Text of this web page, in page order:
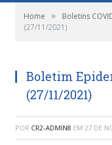
Home » Boletins
(27/11/2021)
Boletim
(27/11/2021)
POR CR2-ADMIN8 EM 27 DE